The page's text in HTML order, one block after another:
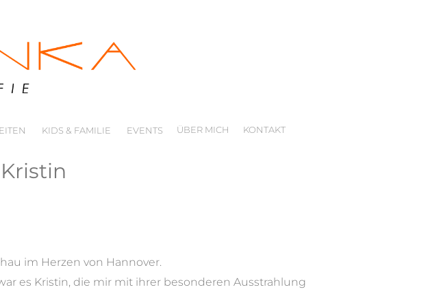
KIDS & FAMILIE EVENTS ÜBER MICH KONTAKT
im Herzen von Hannover.
es Kristin, die mir mit ihrer besonderen Ausstrahlung